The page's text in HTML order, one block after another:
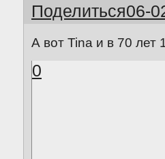
Поделиться06-
А вот Tina и в 70 лет
0